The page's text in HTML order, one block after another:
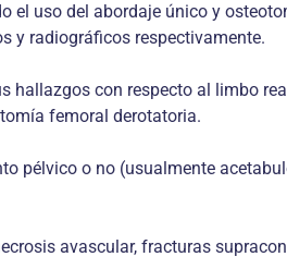
el uso del abordaje único y
y radiográficos respectivamente.
hallazgos con respecto al limbo
femoral derotatoria.
pélvico o no (usualmente
avascular, fracturas